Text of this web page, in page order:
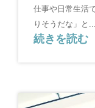
仕事や日常生活
りそうだな」と...
続きを読む